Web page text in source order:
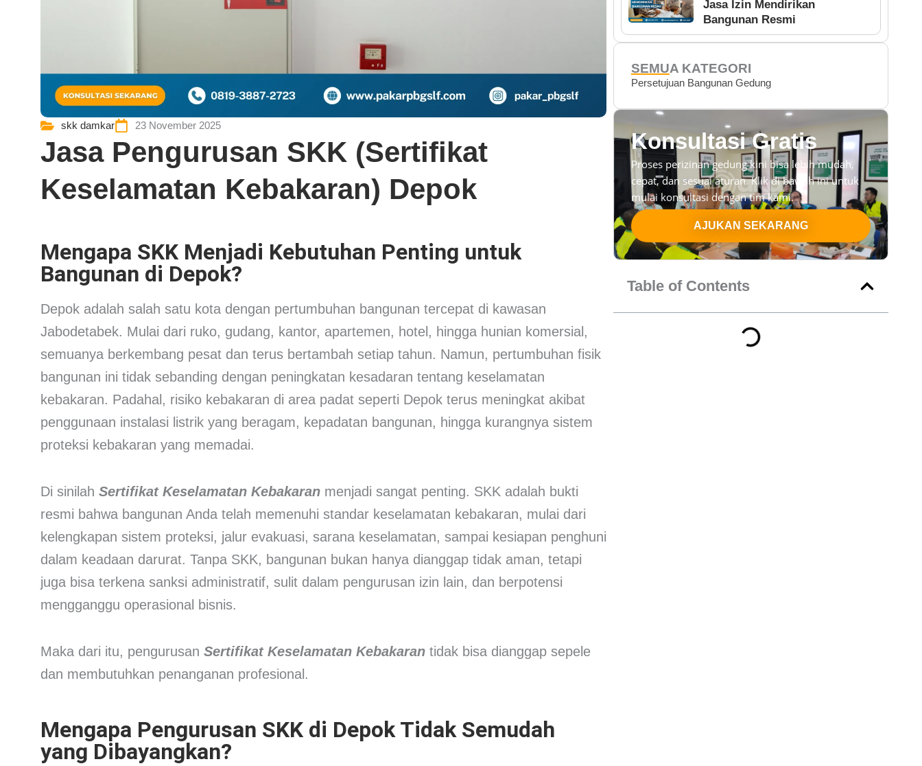
skk damkar 23 November 2025
Jasa Pengurusan SKK (Sertifikat
Keselamatan Kebakaran) Depok
Mengapa SKK Menjadi Kebutuhan Penting untuk
Bangunan di Depok?
Depok adalah salah satu kota dengan pertumbuhan bangunan tercepat di kawasan
Jabodetabek. Mulai dari ruko, gudang, kantor, apartemen, hotel, hingga hunian komersial,
semuanya berkembang pesat dan terus bertambah setiap tahun. Namun, pertumbuhan fisik
bangunan ini tidak sebanding dengan peningkatan kesadaran tentang keselamatan
kebakaran. Padahal, risiko kebakaran di area padat seperti Depok terus meningkat akibat
penggunaan instalasi listrik yang beragam, kepadatan bangunan, hingga kurangnya sistem
proteksi kebakaran yang memadai.
Di sinilah Sertifikat Keselamatan Kebakaranmenjadi sangat penting. SKK adalah bukti
resmi bahwa bangunan Anda telah memenuhi standar keselamatan kebakaran, mulai dari
kelengkapan sistem proteksi, jalur evakuasi, sarana keselamatan, sampai kesiapan penghuni
dalam keadaan darurat. Tanpa SKK, bangunan bukan hanya dianggap tidak aman, tetapi
juga bisa terkena sanksi administratif, sulit dalam pengurusan izin lain, dan berpotensi
mengganggu operasional bisnis.
Maka dari itu, pengurusan Sertifikat Keselamatan Kebakarantidak bisa dianggap sepele
dan membutuhkan penanganan profesional.
Mengapa Pengurusan SKK di Depok Tidak Semudah
yang Dibayangkan?
Jasa Izin Mendirikan
Bangunan Resmi
SEMUA KATEGORI
Persetujuan Bangunan Gedung
Konsultasi Gratis
Proses perizinan gedung kini bisa lebih mudah,
cepat, dan sesuai aturan. Klik di bawah ini untuk
mulai konsultasi dengan tim kami.
AJUKAN SEKARANG
Table of Contents